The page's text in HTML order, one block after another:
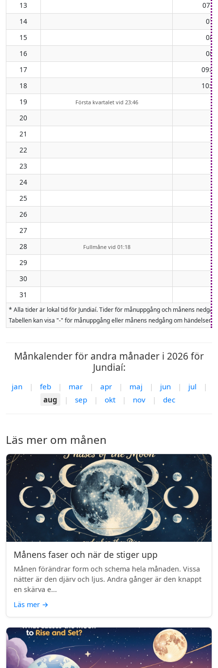
13
14
15
16
17
18
19 Första kvartalet vid 23:46
20
21
22
23
24
25
26
27
28
Fullmåne vid 01:18
29
30
31
* Alla tider är lokal tid för Jundiaí. Tider för månuppgång och månens
Tabellen kan visa "-" för månuppgång eller månens nedgång om
Månkalender för andra månader i 2026 för
Jundiaí:
jan | feb | mar | apr | maj | jun | jul
|
aug
| sep | okt | nov | dec
Läs mer om månen
Månens faser och när de stiger upp
Månen förändrar form och schema hela månaden. Vissa
nätter är den djärv och ljus. Andra gånger är den knappt
en skärva e...
Läs mer →